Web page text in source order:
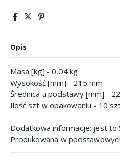
Opis
Masa [kg] - 0,04 kg
Wysokość [mm] - 215 mm
Średnica u podstawy [mm] -
Ilość szt w opakowaniu - 10
Dodatkowa informacje: jest to
Produkowana w